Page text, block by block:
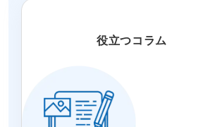
役立つコラム